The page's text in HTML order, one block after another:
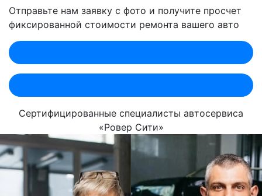
Отправьте нам заявку с фото и получите просчет
фиксированной стоимости ремонта вашего авто
Сертифицированные специалисты автосервиса
«Ровер Сити»